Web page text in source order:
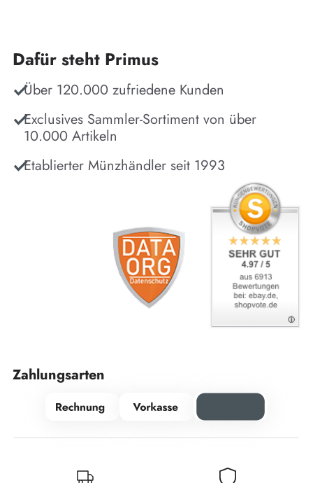
Dafür steht Primus
Über 120.000 zufriedene Kunden
Exclusives Sammler-Sortiment von über
10.000 Artikeln
Etablierter Münzhändler seit 1993
Zahlungsarten